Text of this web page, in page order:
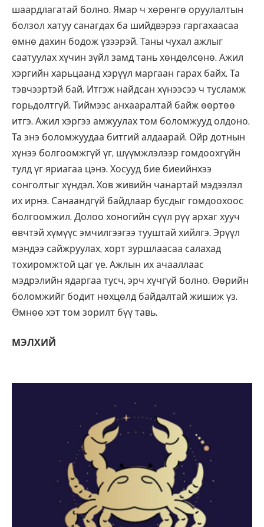
шаардлагатай болно. Ямар ч хөрөнгө оруулалтын
болзол хатуу санагдах ба шийдвэрээ гаргахаасаа
өмнө дахин бодож үзээрэй. Таны чухал ажлыг
саатуулах хүчин зүйл замд тань хөндөлсөнө. Ажил
хэргийн харьцаанд хэрүүл маргаан гарах байх. Та
тэвчээртэй бай. Итгэж найдсан хүнээсээ ч тусламж
горьдолтгүй. Тиймээс анхааралтай байж өөртөө
итгэ. Ажил хэргээ амжуулах том боломжууд олдоно.
Та энэ боломжуудаа битгий алдаарай. Ойр дотнын
хүнээ болгоомжгүй үг, шүүмжлэлээр гомдоохгүйн
тулд үг яриагаа цэнэ. Хосууд бие биеийнхээ
сонголтыг хүндэл. Хов живийн чанартай мэдээлэл
их ирнэ. Санаандгүй байдлаар бусдыг гомдоохоос
болгоомжил. Долоо хоногийн сүүл рүү архаг хууч
өвчтэй хүмүүс эмчилгээгээ тууштай хийлгэ. Эрүүл
мэндээ сайжруулах, хорт зуршлаасаа салахад
тохиромжтой цаг үе. Ажлын их ачааллаас
мэдрэлийн ядаргаа тусч, эрч хүчгүй болно. Өөрийн
боломжийг бодит нөхцөлд байдалтай жишиж үз.
Өмнөө хэт том зорилт бүү тавь.
МЭЛХИЙ